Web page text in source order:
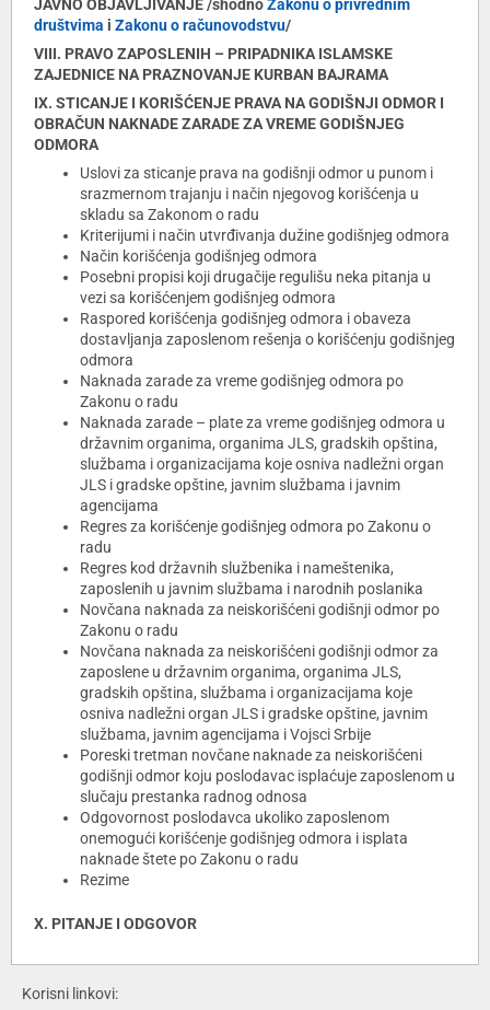
JAVNO OBJAVLJIVANJE /shodnoZakonu o privrednim
društvima i Zakonu o računovodstvu/
VIII. PRAVO ZAPOSLENIH – PRIPADNIKA ISLAMSKE
ZAJEDNICE NA PRAZNOVANJE KURBAN BAJRAMA
IX. STICANJE I KORIŠĆENJE PRAVA NA GODIŠNJI ODMOR I
OBRAČUN NAKNADE ZARADE ZA VREME GODIŠNJEG
ODMORA
Uslovi za sticanje prava na godišnji odmor u punom i
srazmernom trajanju i način njegovog korišćenja u
skladu sa Zakonom o radu
Kriterijumi i način utvrđivanja dužine godišnjeg odmora
Način korišćenja godišnjeg odmora
Posebni propisi koji drugačije regulišu neka pitanja u
vezi sa korišćenjem godišnjeg odmora
Raspored korišćenja godišnjeg odmora i obaveza
dostavljanja zaposlenom rešenja o korišćenju godišnjeg
odmora
Naknada zarade za vreme godišnjeg odmora po
Zakonu o radu
Naknada zarade – plate za vreme godišnjeg odmora u
državnim organima, organima JLS, gradskih opština,
službama i organizacijama koje osniva nadležni organ
JLS i gradske opštine, javnim službama i javnim
agencijama
Regres za korišćenje godišnjeg odmora po Zakonu o
radu
Regres kod državnih službenika i nameštenika,
zaposlenih u javnim službama i narodnih poslanika
Novčana naknada za neiskorišćeni godišnji odmor po
Zakonu o radu
Novčana naknada za neiskorišćeni godišnji odmor za
zaposlene u državnim organima, organima JLS,
gradskih opština, službama i organizacijama koje
osniva nadležni organ JLS i gradske opštine, javnim
službama, javnim agencijama i Vojsci Srbije
Poreski tretman novčane naknade za neiskorišćeni
godišnji odmor koju poslodavac isplaćuje zaposlenom u
slučaju prestanka radnog odnosa
Odgovornost poslodavca ukoliko zaposlenom
onemogući korišćenje godišnjeg odmora i isplata
naknade štete po Zakonu o radu
Rezime
X. PITANJE I ODGOVOR
Korisni linkovi: